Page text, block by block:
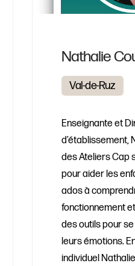
Nathalie
Val-de-Ruz
Enseignante et
d’établissement,
des Ateliers Cap
pour aider les
ados à
fonctionnement
des outils pour
leurs émotions.
individuel